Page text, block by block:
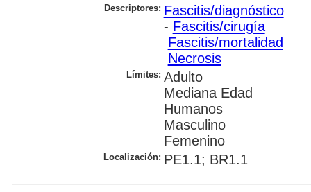
Descriptores: Fascitis/diagnóstico
- Fascitis/cirugía
Fascitis/mortalidad
Necrosis
Límites: Adulto
Mediana Edad
Humanos
Masculino
Femenino
Localización: PE1.1; BR1.1